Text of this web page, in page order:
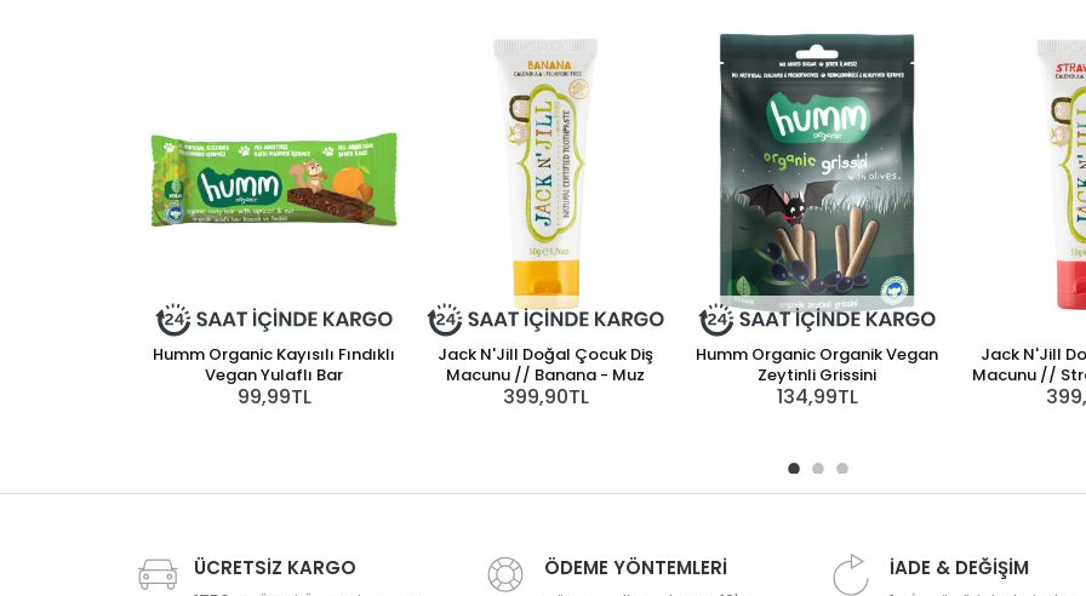
Humm Organic Kayısılı Fındıklı
Vegan Yulaflı Bar
99,99TL
Jack N'Jill Doğal Çocuk Diş
Macunu // Banana - Muz
399,90TL
Humm Organic Organik Vegan
Zeytinli Grissini
134,99TL
Jack N'Jill
Macunu //
ÜCRETSİZ KARGO ÖDEME YÖNTEMLERİ İADE & DEĞİŞİM